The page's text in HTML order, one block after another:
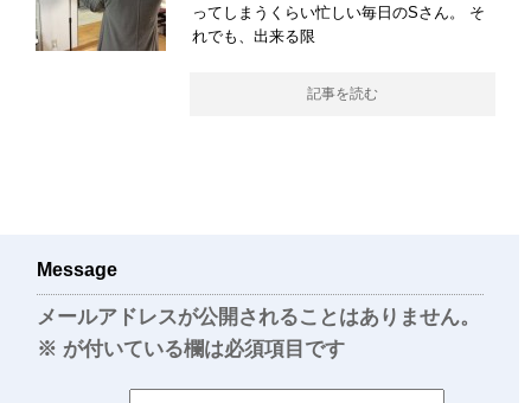
ってしまうくらい忙しい毎日のSさん。 そ
れでも、出来る限
記事を読む
Message
メールアドレスが公開されることはありません。
※ が付いている欄は必須項目です